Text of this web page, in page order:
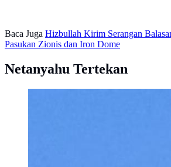
Baca Juga Hizbullah Kirim Serangan
Pasukan Zionis dan Iron Dome
Netanyahu Tertekan